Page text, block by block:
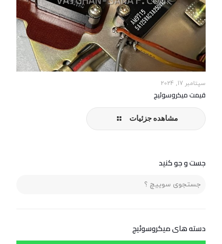
سپتامبر 17, 2024
قیمت میکروسوئیچ
مشاهده جزئیات
جست و جو کنید
دسته های ميكروسوئيچ